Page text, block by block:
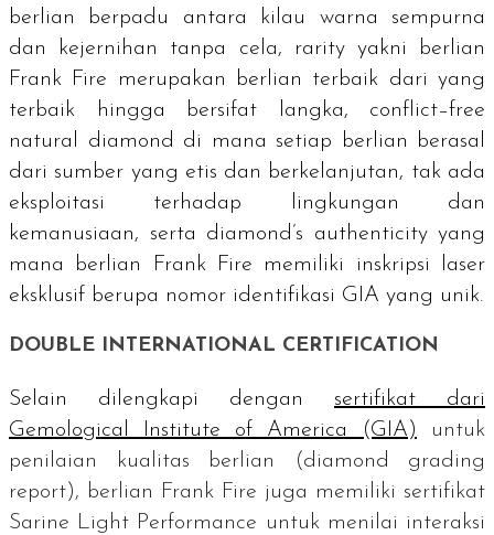
berlian berpadu antara kilau warna sempurna
dan kejernihan tanpa cela,
rarity yakni berlian
Frank Fire merupakan berlian terbaik dari yang
terbaik hingga bersifat langka, conflict–free
natural diamond di mana setiap berlian berasal
dari sumber yang etis dan berkelanjutan, tak ada
eksploitasi terhadap lingkungan dan
kemanusiaan, serta diamond’s authenticity yang
mana berlian Frank Fire memiliki inskripsi laser
eksklusif berupa nomor identifikasi GIA yang unik.
DOUBLE INTERNATIONAL CERTIFICATION
Selain dilengkapi dengan
sertifikat dari
Gemological Institute of America
(GIA) untuk
penilaian kualitas berlian (diamond grading
report), berlian Frank Fire juga memiliki sertifikat
Sarine Light Performance untuk menilai interaksi